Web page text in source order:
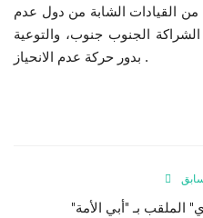
القيادات الشابة من دول عدم
الشراكة الجنوب جنوب، والتوعية
بدور حركة عدم الانحياز .